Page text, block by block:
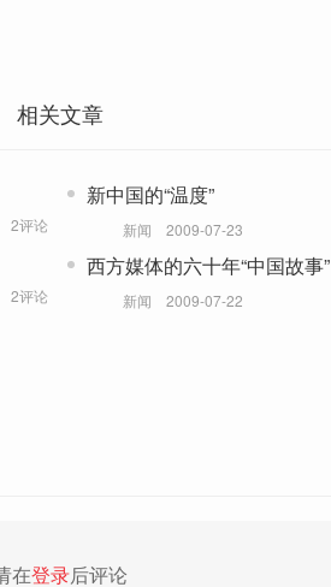
相关文章
2评论
新中国的“温度”
新闻 2009-07-23
2评论
西方媒体的六十年“中国故事”
新闻 2009-07-22
在登录后评论